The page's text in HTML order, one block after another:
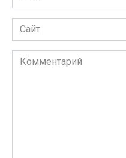
*
Сайт
Комментарий